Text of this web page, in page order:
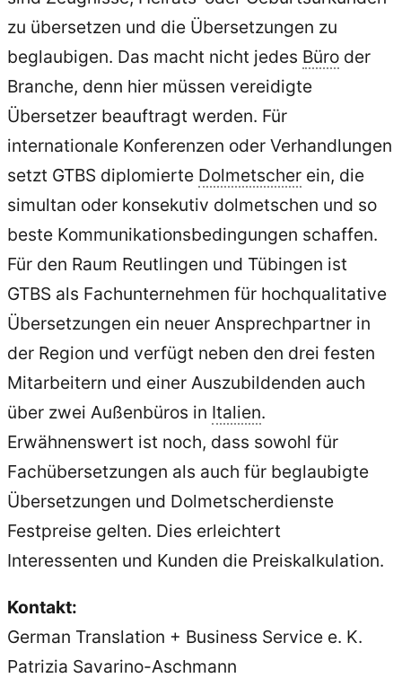
zu übersetzen und die Übersetzungen zu
beglaubigen. Das macht nicht jedes Büro der
Branche, denn hier müssen vereidigte
Übersetzer beauftragt werden. Für
internationale Konferenzen oder Verhandlungen
setzt GTBS diplomierte Dolmetscher ein, die
simultan oder konsekutiv dolmetschen und so
beste Kommunikationsbedingungen schaffen.
Für den Raum Reutlingen und Tübingen ist
GTBS als Fachunternehmen für hochqualitative
Übersetzungen ein neuer Ansprechpartner in
der Region und verfügt neben den drei festen
Mitarbeitern und einer Auszubildenden auch
über zwei Außenbüros in Italien.
Erwähnenswert ist noch, dass sowohl für
Fachübersetzungen als auch für beglaubigte
Übersetzungen und Dolmetscherdienste
Festpreise gelten. Dies erleichtert
Interessenten und Kunden die Preiskalkulation.
Kontakt:
German Translation + Business Service e. K.
Patrizia Savarino-Aschmann